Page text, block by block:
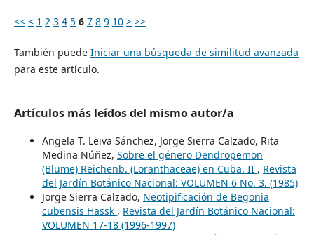
<< < 1 2 3 4 5 6 7 8 9 10 > >>
También puede Iniciar una búsqueda de similitud avanzada
para este artículo.
Artículos más leídos del mismo autor/a
Angela T. Leiva Sánchez, Jorge Sierra Calzado, Rita
Medina Núñez, Sobre el género Dendropemon
(Blume) Reichenb. (Loranthaceae) en Cuba. II , Revista
del Jardín Botánico Nacional: VOLUMEN 6 No. 3. (1985)
Jorge Sierra Calzado, Neotipificación de Begonia
cubensis Hassk , Revista del Jardín Botánico Nacional:
VOLUMEN 17-18 (1996-1997)